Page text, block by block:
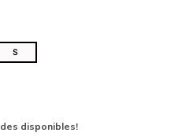
S
disponibles!